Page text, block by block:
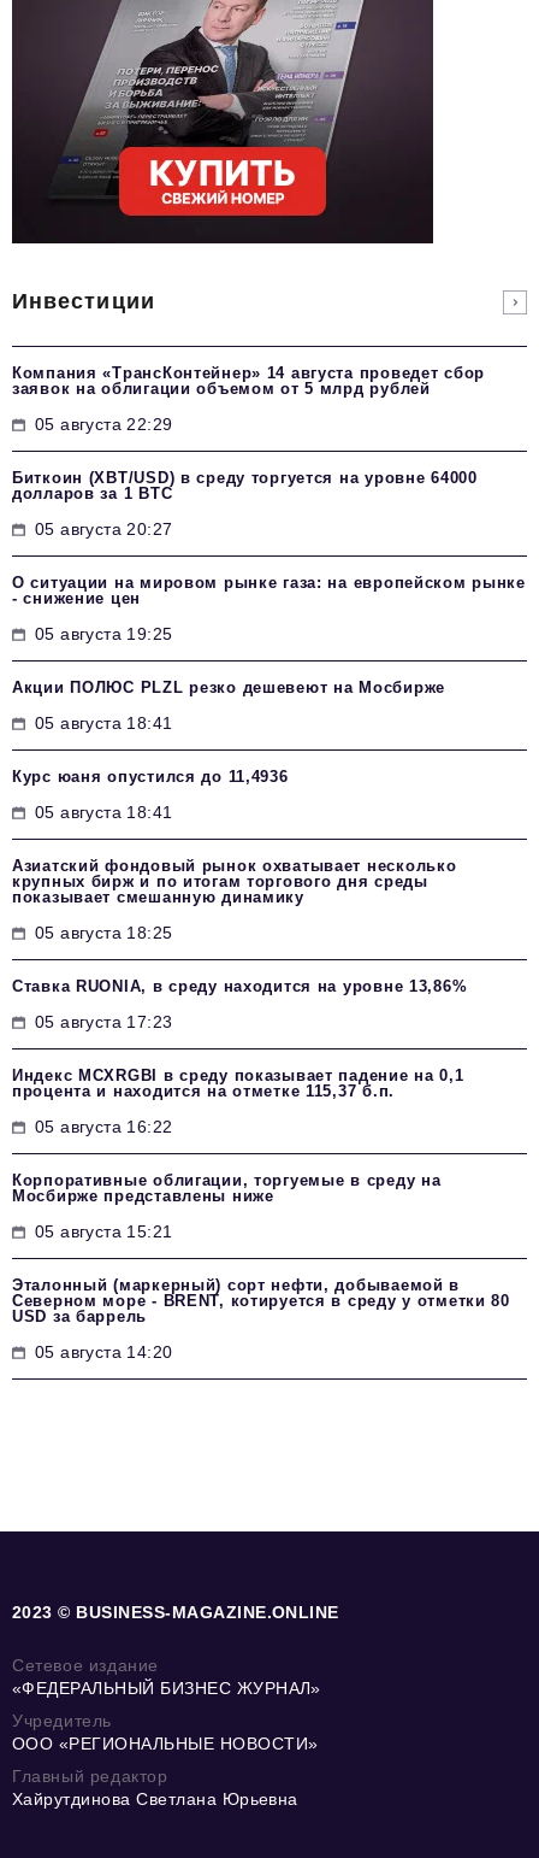
Инвестиции
Компания «ТрансКонтейнер» 14 августа проведет сбор
заявок на облигации объемом от 5 млрд рублей
05 августа 22:29
Биткоин (XBT/USD) в среду торгуется на уровне 64000
долларов за 1 BTC
05 августа 20:27
О ситуации на мировом рынке газа: на европейском рынке
- снижение цен
05 августа 19:25
Акции ПОЛЮС PLZL резко дешевеют на Мосбирже
05 августа 18:41
Курс юаня опустился до 11,4936
05 августа 18:41
Азиатский фондовый рынок охватывает несколько
крупных бирж и по итогам торгового дня среды
показывает смешанную динамику
05 августа 18:25
Ставка RUONIA, в среду находится на уровне 13,86%
05 августа 17:23
Индекс MCXRGBI в среду показывает падение на 0,1
процента и находится на отметке 115,37 б.п.
05 августа 16:22
Корпоративные облигации, торгуемые в среду на
Мосбирже представлены ниже
05 августа 15:21
Эталонный (маркерный) сорт нефти, добываемой в
Северном море - BRENT, котируется в среду у отметки 80
USD за баррель
05 августа 14:20
2023 © BUSINESS-MAGAZINE.ONLINE
Сетевое издание
«ФЕДЕРАЛЬНЫЙ БИЗНЕС ЖУРНАЛ»
Учредитель
ООО «РЕГИОНАЛЬНЫЕ НОВОСТИ»
Главный редактор
Хайрутдинова Светлана Юрьевна